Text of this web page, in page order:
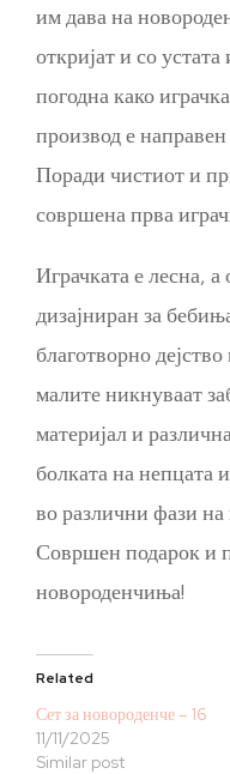
им дава на
откријат и со
погодна како
производ е
Поради чистиот и
совршена прва
Играчката е лесна,
дизајниран за
благотворно
малите никнуваат
материјал и
болката на непцата
во различни фази
Совршен подарок и
новороденчиња!
Related
Сет за новороденче – 16
11/11/2025
Similar post